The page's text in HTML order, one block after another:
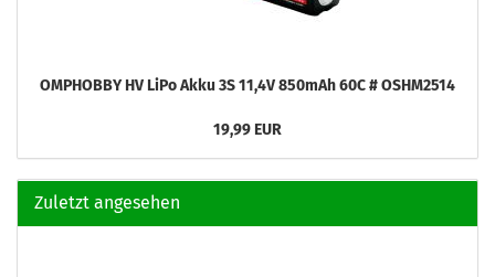
OMPHOBBY HV LiPo Akku 3S 11,4V 850mAh 60C # OSHM2514
19,99 EUR
Zuletzt angesehen